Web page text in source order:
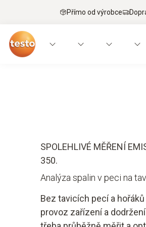
Přímo od výrobce
Aplikace
SPOLEHLIVÉ MĚŘENÍ
350.
Analýza spalin v peci na
Bez tavicích pecí a
provoz zařízení a